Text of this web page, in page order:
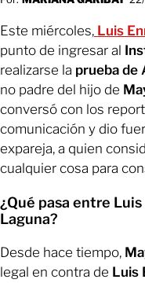
Este miércoles, Luis
punto de ingresar al
realizarse la prueba de
no padre del hijo de
conversó con los
comunicación y dio
expareja, a quien
cualquier cosa para
¿Qué pasa entre
Laguna?
Desde hace tiempo,
legal en contra de Luis